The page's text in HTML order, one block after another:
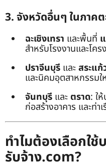
3. จังหวัดอื่นๆ ในภาค
ฉะเชิงเทรา และพื้นที่
สำหรับโรงงานและโค
ปราจีนบุรี และสระแก้
และนิคมอุตสาหกรรมใ
จันทบุรี และ ตราด: ใ
ก่อสร้างอาคาร และท่า
ทำไมต้องเลือกใ
รับจ้าง.com?